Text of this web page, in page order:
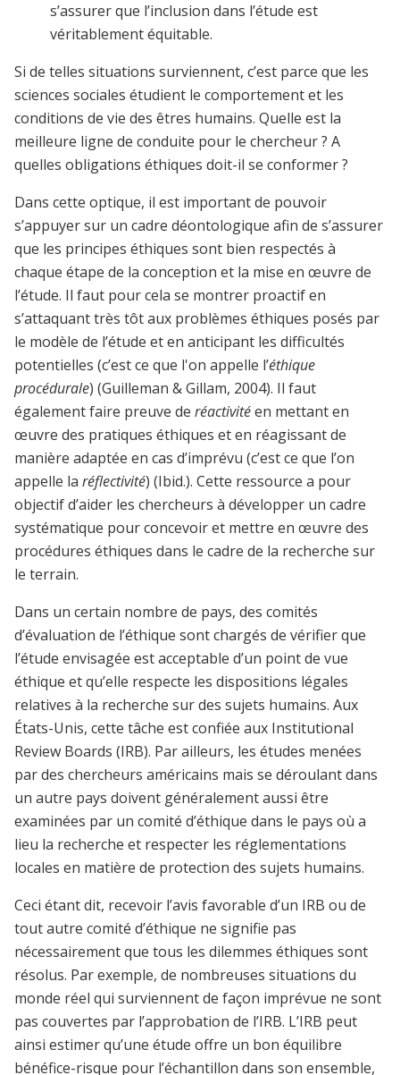
s’assurer que l’inclusion dans l’étude est
véritablement équitable.
Si de telles situations surviennent, c’est parce que les
sciences sociales étudient le comportement et les
conditions de vie des êtres humains. Quelle est la
meilleure ligne de conduite pour le chercheur ? A
quelles obligations éthiques doit-il se conformer ?
Dans cette optique, il est important de pouvoir
s’appuyer sur un cadre déontologique afin de s’assurer
que les principes éthiques sont bien respectés à
chaque étape de la conception et la mise en œuvre de
l’étude. Il faut pour cela se montrer proactif en
s’attaquant très tôt aux problèmes éthiques posés par
le modèle de l’étude et en anticipant les difficultés
potentielles (c’est ce que l'on appelle l’éthique
procédurale) (Guilleman & Gillam, 2004). Il faut
également faire preuve de réactivitéen mettant en
œuvre des pratiques éthiques et en réagissant de
manière adaptée en cas d’imprévu (c’est ce que l’on
appelle la réflectivité) (Ibid.). Cette ressource a pour
objectif d’aider les chercheurs à développer un cadre
systématique pour concevoir et mettre en œuvre des
procédures éthiques dans le cadre de la recherche sur
le terrain.
Dans un certain nombre de pays, des comités
d’évaluation de l’éthique sont chargés de vérifier que
l’étude envisagée est acceptable d’un point de vue
éthique et qu’elle respecte les dispositions légales
relatives à la recherche sur des sujets humains. Aux
États-Unis, cette tâche est confiée aux Institutional
Review Boards (IRB). Par ailleurs, les études menées
par des chercheurs américains mais se déroulant dans
un autre pays doivent généralement aussi être
examinées par un comité d’éthique dans le pays où a
lieu la recherche et respecter les réglementations
locales en matière de protection des sujets humains.
Ceci étant dit, recevoir l’avis favorable d’un IRB ou de
tout autre comité d’éthique ne signifie pas
nécessairement que tous les dilemmes éthiques sont
résolus. Par exemple, de nombreuses situations du
monde réel qui surviennent de façon imprévue ne sont
pas couvertes par l’approbation de l’IRB. L’IRB peut
ainsi estimer qu’une étude offre un bon équilibre
bénéfice-risque pour l’échantillon dans son ensemble,